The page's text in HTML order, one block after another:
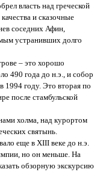
власть над греческой
и сказочные
соседних Афин,
устранивших долго
– это хорошо
490 года до н.э., и собор
1994 году. Это вторая по
после стамбульской
холма, над курортом
святынь.
еще в XIII веке до н.э.
но он меньше. На
обзорную экскурсию